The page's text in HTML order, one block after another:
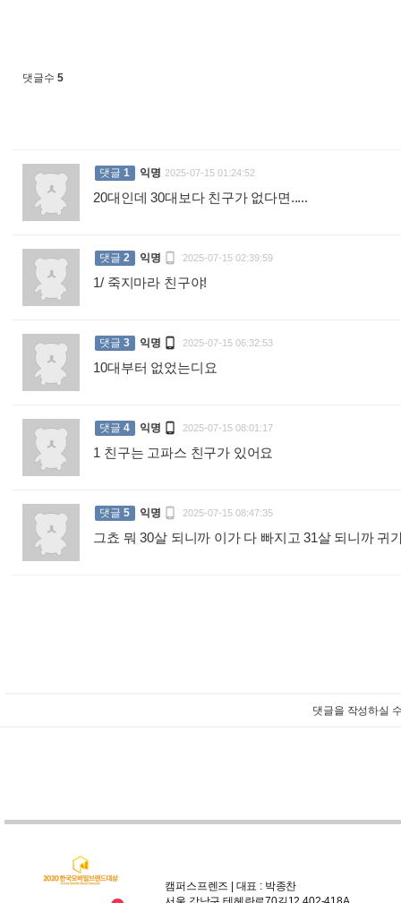
댓글수 5
댓글 1 익명 2025-07-15 01:24:52
20대인데 30대보다 친구가 없다면.....
댓글 2 익명  2025-07-15 02:39:59
1/ 죽지마라 친구야!
댓글 3 익명  2025-07-15 06:32:53
10대부터 없었는디요
댓글 4 익명  2025-07-15 08:01:17
1 친구는 고파스 친구가 있어요
댓글 5 익명  2025-07-15 08:47:35
그쵸 뭐 30살 되니까 이가 다 빠지고 31살 되니까 귀
댓글을 작성하실
캠퍼스프렌즈 | 대표 : 박종찬